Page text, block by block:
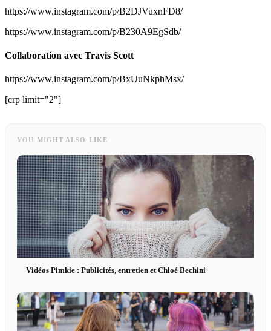
https://www.instagram.com/p/B2DJVuxnFD8/
https://www.instagram.com/p/B230A9EgSdb/
Collaboration avec Travis Scott
https://www.instagram.com/p/BxUuNkphMsx/
[crp limit="2"]
YOU MIGHT ALSO LIKE
Vidéos Pimkie : Publicités, entretien et Chloé Bechini